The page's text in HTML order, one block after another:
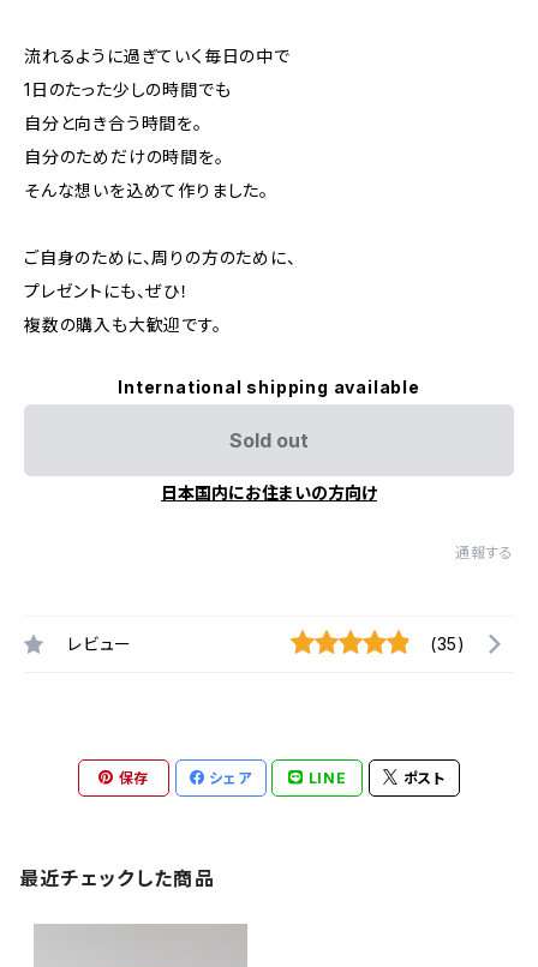
流れるように過ぎていく毎日の中で
1日のたった少しの時間でも
自分と向き合う時間を。
自分のためだけの時間を。
そんな想いを込めて作りました。
ご自身のために、周りの方のために、
プレゼントにも、ぜひ！
複数の購入も大歓迎です。
International shipping available
Sold out
日本国内にお住まいの方向け
通報する
レビュー (35)
保存 シェア LINE ポスト
最近チェックした商品